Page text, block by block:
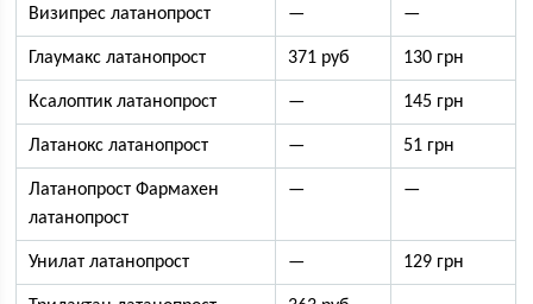
Визипрес латанопрост — —
Глаумакс латанопрост 371 руб 130 грн
Ксалоптик латанопрост — 145 грн
Латанокс латанопрост — 51 грн
Латанопрост Фармахен
латанопрост
— —
Унилат латанопрост — 129 грн